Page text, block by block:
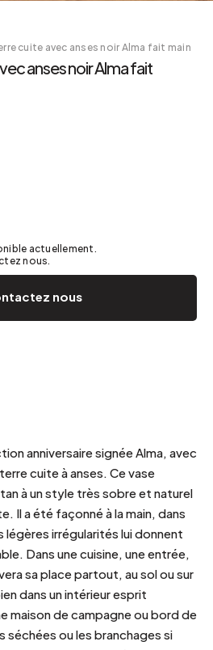
cuite avec anses noir Alma fait main
anses noir Alma fait
actuellement.
nous.
nous
anniversaire signée Alma, avec
cuite à anses. Ce vase
à un style très sobre et naturel
Il a été façonné à la main, dans
légères irrégularités lui donnent
Dans une cuisine, une entrée,
sa place partout, au sol ou sur
dans un intérieur esprit
maison de campagne ou bord de
séchées ou les branchages si